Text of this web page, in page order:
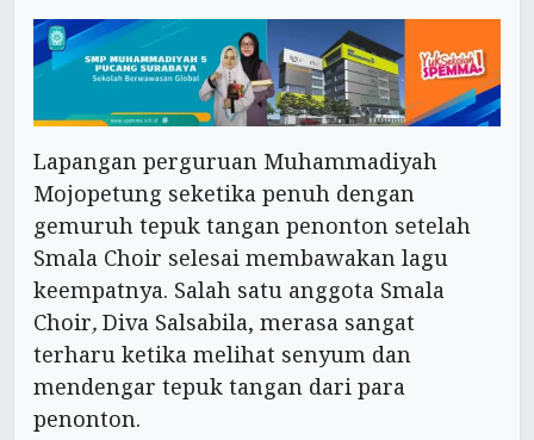
Lapangan perguruan Muhammadiyah
Mojopetung seketika penuh dengan
gemuruh tepuk tangan penonton setelah
Smala Choir selesai membawakan lagu
keempatnya. Salah satu anggota Smala
Choir, Diva Salsabila, merasa sangat
terharu ketika melihat senyum dan
mendengar tepuk tangan dari para
penonton.